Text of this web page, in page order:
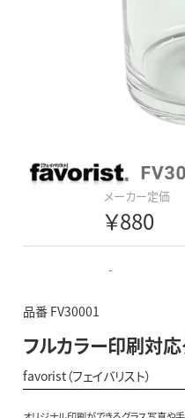
メーカー定価
￥880
-
品番 FV30001
フルカラー印刷対応
favorist（フェイバリスト）